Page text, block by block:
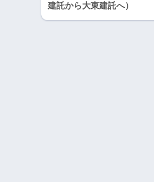
建託から大東建託へ）